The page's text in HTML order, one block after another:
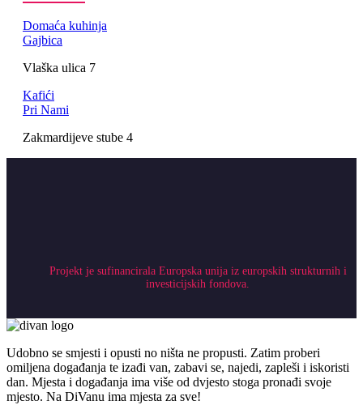
Domaća kuhinja
Gajbica
Vlaška ulica 7
Kafići
Pri Nami
Zakmardijeve stube 4
Projekt je sufinancirala Europska unija iz europskih strukturnih i
investicijskih fondova.
Udobno se smjesti i opusti no ništa ne propusti. Zatim proberi
omiljena događanja te izađi van, zabavi se, najedi, zapleši i iskoristi
dan. Mjesta i događanja ima više od dvjesto stoga pronađi svoje
mjesto. Na DiVanu ima mjesta za sve!